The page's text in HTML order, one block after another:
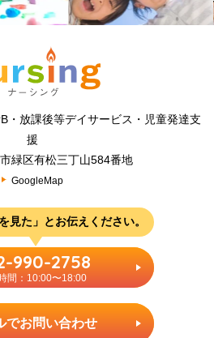
・放課後等デイサービス・児童発達支
援
緑区有松三丁山584番地
GoogleMap
見た」とお伝えください。
990-2758
間：10:00〜18:00
でお問い合わせ